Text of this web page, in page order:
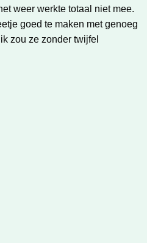
weer werkte totaal niet mee.
goed te maken met genoeg
zou ze zonder twijfel